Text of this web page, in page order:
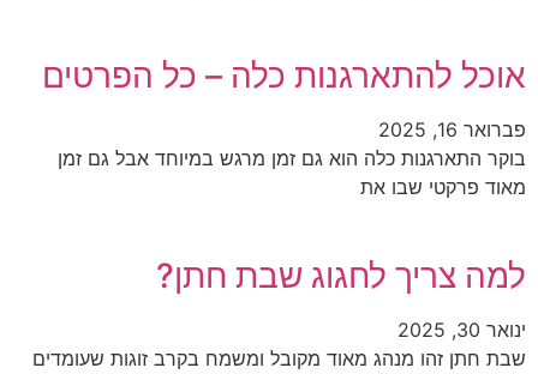
אוכל להתארגנות כלה – כל הפרטים
פברואר 16, 2025
בוקר התארגנות כלה הוא גם זמן מרגש במיוחד אבל גם זמן
מאוד פרקטי שבו את
למה צריך לחגוג שבת חתן?
ינואר 30, 2025
שבת חתן זהו מנהג מאוד מקובל ומשמח בקרב זוגות שעומדים